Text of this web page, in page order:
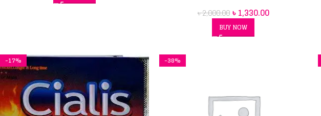
৳2,000.00 ৳1,330.00
BUY NOW
-17% -38%